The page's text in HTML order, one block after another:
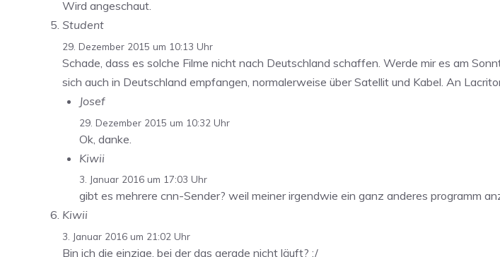
Wird angeschaut.
Student
29. Dezember 2015 um 10:13 Uhr
Schade, dass es solche Filme nicht nach Deutschland schaffen. Werde mir es am
sich auch in Deutschland empfangen, normalerweise über Satellit und Kabel. An
Josef
29. Dezember 2015 um 10:32 Uhr
Ok, danke.
Kiwii
3. Januar 2016 um 17:03 Uhr
gibt es mehrere cnn-Sender? weil meiner irgendwie ein ganz anderes programm
Kiwii
3. Januar 2016 um 21:02 Uhr
Bin ich die einzige, bei der das gerade nicht läuft? :/